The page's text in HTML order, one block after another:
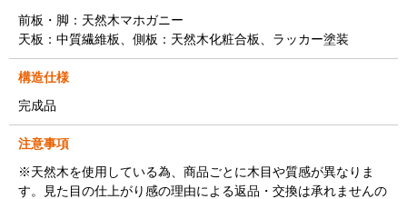
前板・脚：天然木マホガニー
天板：中質繊維板、側板：天然木化粧合板、ラッカー塗装
構造仕様
完成品
注意事項
※天然木を使用している為、商品ごとに木目や質感が異なりま
す。見た目の仕上がり感の理由による返品・交換は承れませんの